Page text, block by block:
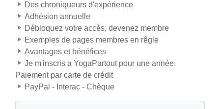
Des chroniqueurs d'expérience
Adhésion annuelle
Débloquez votre accès, devenez membre
Exemples de pages membres en rêgle
Avantages et bénéfices
Je m'inscris a YogaPartout pour une année:
Paiement par carte de crédit
PayPal - Interac - Chèque